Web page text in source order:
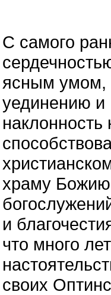
С самого
ясным умом,
уединению и
храму
и
что много
своих